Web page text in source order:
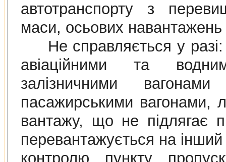
автотранспорту з
маси, осьових
Не справляється у разi:
авiацiйними та
залiзничними
пасажирськими вагонами,
вантажу, що не пiдлягає
перевантажується на
контролю пункту